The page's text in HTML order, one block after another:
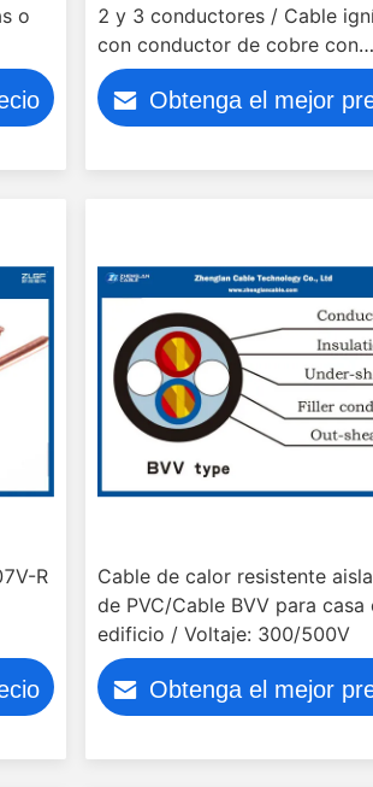
o
2 y 3 conductores / Cable
con conductor de cobre con
aislamiento de PVC / Tensión
prueba: 2000V
Obtenga el mejor
R
Cable de calor resistente
de PVC/Cable BVV para casa
edificio / Voltaje: 300/500V
Obtenga el mejor